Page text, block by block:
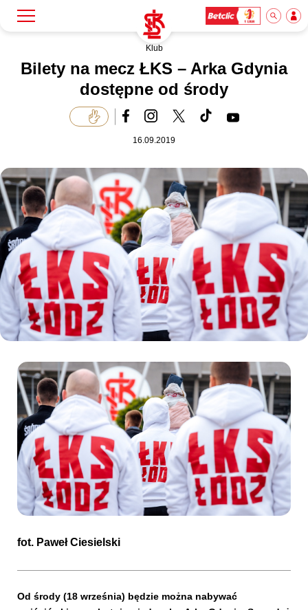
Klub
Akademia
Biznes
Dla mediów
Kibice
SKLEP KUP BILET
Klub
Bilety na mecz ŁKS – Arka Gdynia
dostępne od środy
16.09.2019
fot. Paweł Ciesielski
Od środy (18 września) będzie można nabywać